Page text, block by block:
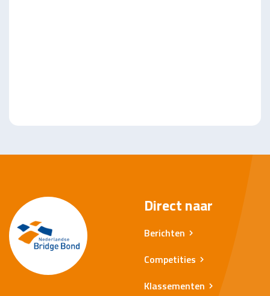
Direct naar
Berichten
Competities
Klassementen